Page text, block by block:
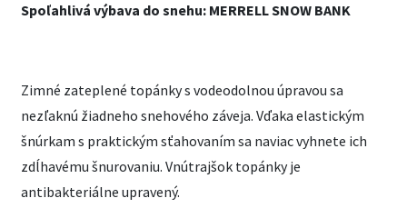
Spoľahlivá výbava do snehu: MERRELL SNOW BANK
Zimné zateplené topánky s vodeodolnou úpravou sa
nezľaknú žiadneho snehového záveja. Vďaka elastickým
šnúrkam s praktickým sťahovaním sa naviac vyhnete ich
zdĺhavému šnurovaniu. Vnútrajšok topánky je
antibakteriálne upravený.